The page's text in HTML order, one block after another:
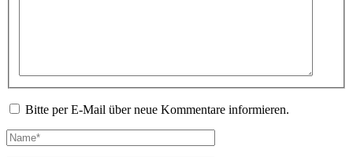
Bitte per E-Mail über neue Kommentare informieren.
Name*